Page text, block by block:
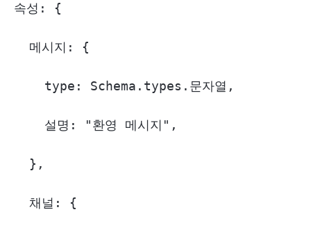
속성: {
  메시지: {
    type: Schema.types.문자열,
    설명: "환영 메시지",
  },
  채널: {